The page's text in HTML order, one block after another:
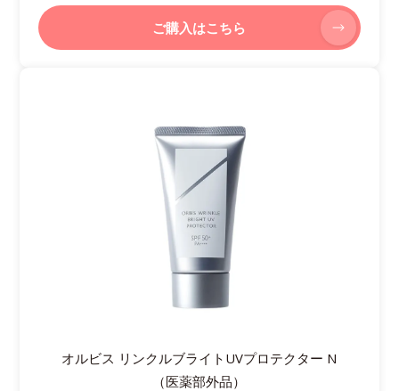
ご購入はこちら
オルビス リンクルブライトUVプロテクター N
（医薬部外品）